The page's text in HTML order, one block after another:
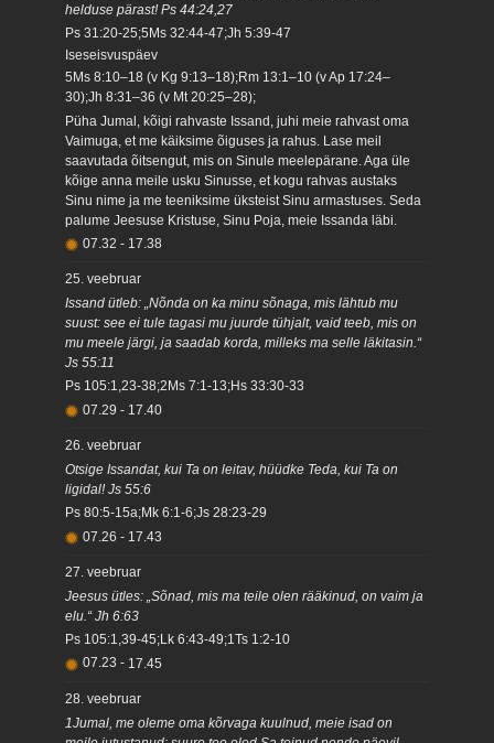
helduse pärast! Ps 44:24,27
Ps 31:20-25;5Ms 32:44-47;Jh 5:39-47
Iseseisvuspäev
5Ms 8:10–18 (v Kg 9:13–18);Rm 13:1–10 (v Ap 17:24–
30);Jh 8:31–36 (v Mt 20:25–28);
Püha Jumal, kõigi rahvaste Issand, juhi meie rahvast oma
Vaimuga, et me käiksime õiguses ja rahus. Lase meil
saavutada õitsengut, mis on Sinule meelepärane. Aga üle
kõige anna meile usku Sinusse, et kogu rahvas austaks
Sinu nime ja me teeniksime üksteist Sinu armastuses. Seda
palume Jeesuse Kristuse, Sinu Poja, meie Issanda läbi.
07.32 - 17.38
25. veebruar
Issand ütleb: „Nõnda on ka minu sõnaga, mis lähtub mu
suust: see ei tule tagasi mu juurde tühjalt, vaid teeb, mis on
mu meele järgi, ja saadab korda, milleks ma selle läkitasin.“
Js 55:11
Ps 105:1,23-38;2Ms 7:1-13;Hs 33:30-33
07.29 - 17.40
26. veebruar
Otsige Issandat, kui Ta on leitav, hüüdke Teda, kui Ta on
ligidal! Js 55:6
Ps 80:5-15a;Mk 6:1-6;Js 28:23-29
07.26 - 17.43
27. veebruar
Jeesus ütles: „Sõnad, mis ma teile olen rääkinud, on vaim ja
elu.“ Jh 6:63
Ps 105:1,39-45;Lk 6:43-49;1Ts 1:2-10
07.23 - 17.45
28. veebruar
1Jumal, me oleme oma kõrvaga kuulnud, meie isad on